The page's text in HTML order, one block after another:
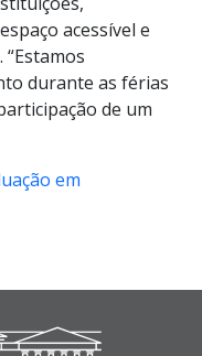
acessível e
durante as férias
de um
em